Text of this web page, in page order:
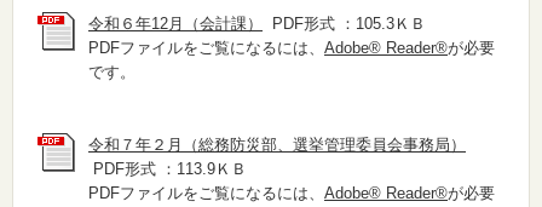
令和６年12月（会計課）
PDF形式 ：105.3ＫＢ
PDFファイルをご覧になるには、 Adobe® Reader®が必要
です。
令和７年２月（総務防災部、選挙管理委員会事務局）
PDF形式 ：113.9ＫＢ
PDFファイルをご覧になるには、 Adobe® Reader®が必要